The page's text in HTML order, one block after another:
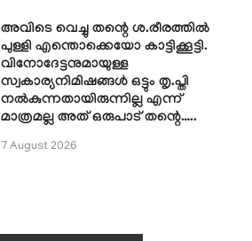
അവിടെ വെച്ചു തന്റെ ശ.രീരത്തിൽ
പുള്ളി എന്തൊക്കെയോ കാട്ടിക്കൂട്ടി.
വിനോദേട്ടനുമായുള്ള
സ്വകാര്യനിമിഷങ്ങൾ ഒട്ടും തൃ.പ്തി
നൽകുന്നതായിരുന്നില്ല എന്ന്
മാത്രമല്ല അത് ഒരുപാട് തന്റെ…..
7 August 2026